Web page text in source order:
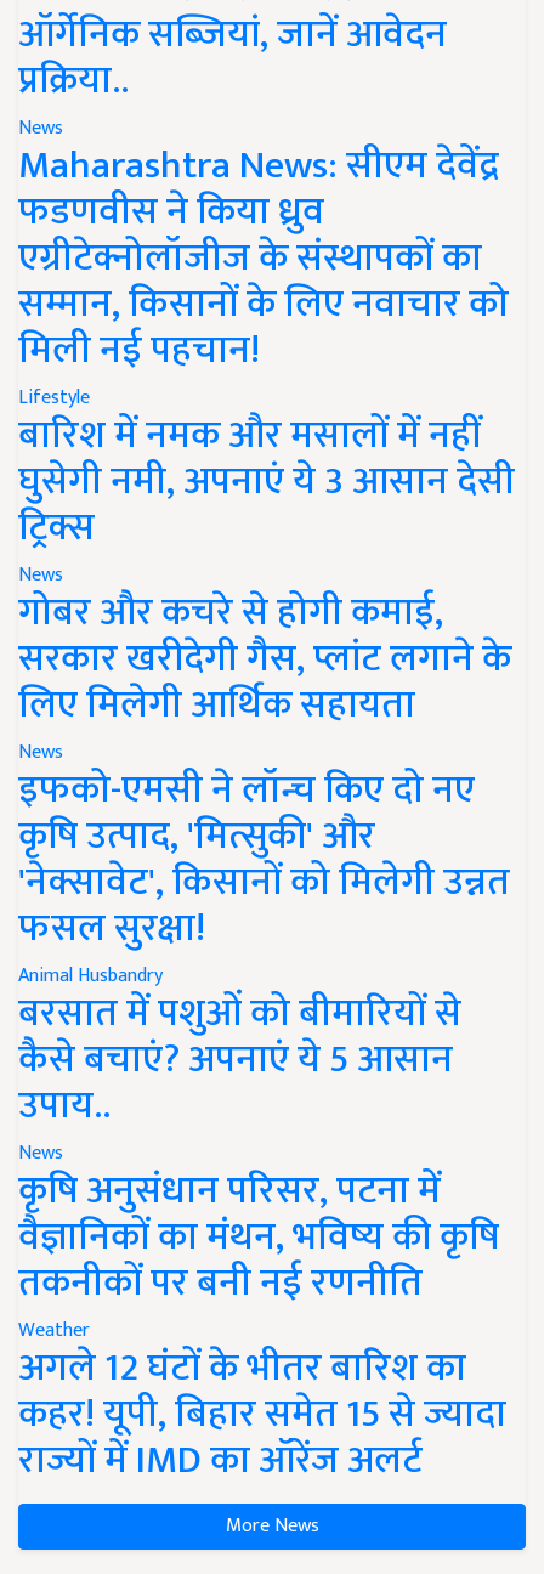
ऑर्गेनिक सब्जियां, जानें आवेदन
प्रक्रिया..
News
Maharashtra News: सीएम देवेंद्र
फडणवीस ने किया ध्रुव
एग्रीटेक्नोलॉजीज के संस्थापकों का
सम्मान, किसानों के लिए नवाचार को
मिली नई पहचान!
Lifestyle
बारिश में नमक और मसालों में नहीं
घुसेगी नमी, अपनाएं ये 3 आसान देसी
ट्रिक्स
News
गोबर और कचरे से होगी कमाई,
सरकार खरीदेगी गैस, प्लांट लगाने के
लिए मिलेगी आर्थिक सहायता
News
इफको-एमसी ने लॉन्च किए दो नए
कृषि उत्पाद, 'मित्सुकी' और
'नेक्सावेट', किसानों को मिलेगी उन्नत
फसल सुरक्षा!
Animal Husbandry
बरसात में पशुओं को बीमारियों से
कैसे बचाएं? अपनाएं ये 5 आसान
उपाय..
News
कृषि अनुसंधान परिसर, पटना में
वैज्ञानिकों का मंथन, भविष्य की कृषि
तकनीकों पर बनी नई रणनीति
Weather
अगले 12 घंटों के भीतर बारिश का
कहर! यूपी, बिहार समेत 15 से ज्यादा
राज्यों में IMD का ऑरेंज अलर्ट
More News